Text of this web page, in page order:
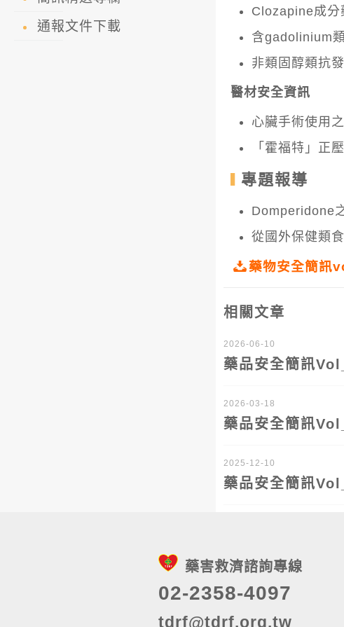
Clozapine成分
含gadolinium
非類固醇類抗
醫材安全資訊
心臟手術使用
「霍福特」正
專題報導
Domperidone
從國外保健類
藥物安全簡訊
相關文章
2026-06-10
藥品安全簡訊
2026-03-18
藥品安全簡訊
2025-12-10
藥品安全簡訊
通報文件下載
藥害救濟諮詢專線
02-2358-4097
tdrf@tdrf.org.tw